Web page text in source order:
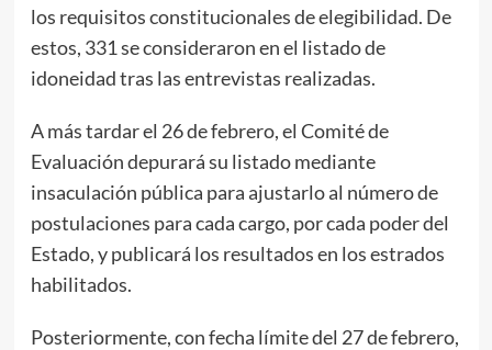
los requisitos constitucionales de elegibilidad. De
estos, 331 se consideraron en el listado de
idoneidad tras las entrevistas realizadas.
A más tardar el 26 de febrero, el Comité de
Evaluación depurará su listado mediante
insaculación pública para ajustarlo al número de
postulaciones para cada cargo, por cada poder del
Estado, y publicará los resultados en los estrados
habilitados.
Posteriormente, con fecha límite del 27 de febrero,